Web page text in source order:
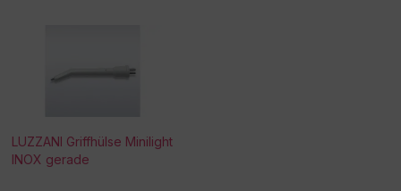
LUZZANI Griffhülse Minilight
INOX gerade